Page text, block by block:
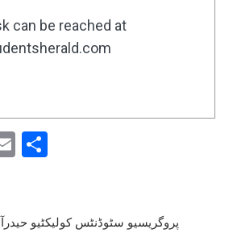
can be reached at
EmailShare
پروگریسیو سٹوڈنٹس کولیکٹیو